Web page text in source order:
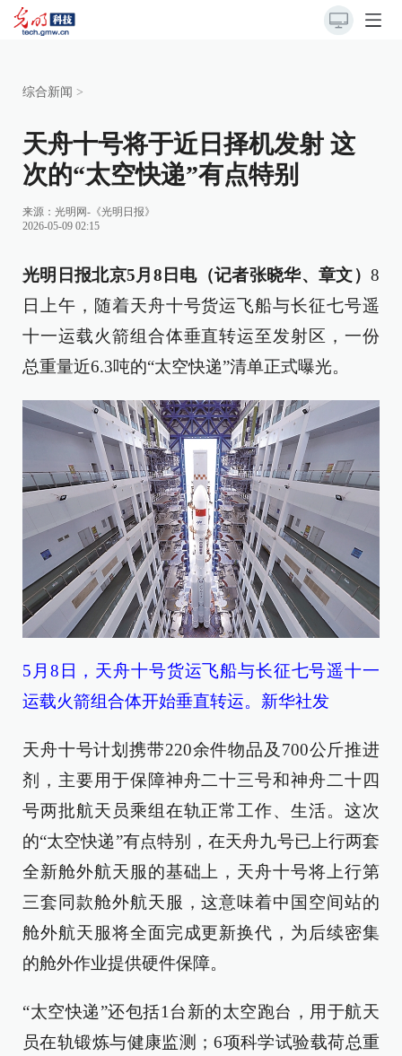
综合新闻 >
天舟十号将于近日择机发射 这
次的“太空快递”有点特别
来源： 光明网-《光明日报》
2026-05-09 02:15
光明日报北京5月8日电（记者张晓华、章文） 8
日上午，随着天舟十号货运飞船与长征七号遥
十一运载火箭组合体垂直转运至发射区，一份
总重量近6.3吨的“太空快递”清单正式曝光。
5月8日，天舟十号货运飞船与长征七号遥十一
运载火箭组合体开始垂直转运。新华社发
天舟十号计划携带220余件物品及700公斤推进
剂，主要用于保障神舟二十三号和神舟二十四
号两批航天员乘组在轨正常工作、生活。这次
的“太空快递”有点特别，在天舟九号已上行两套
全新舱外航天服的基础上，天舟十号将上行第
三套同款舱外航天服，这意味着中国空间站的
舱外航天服将全面完成更新换代，为后续密集
的舱外作业提供硬件保障。
“太空快递”还包括1台新的太空跑台，用于航天
员在轨锻炼与健康监测；6项科学试验载荷总重